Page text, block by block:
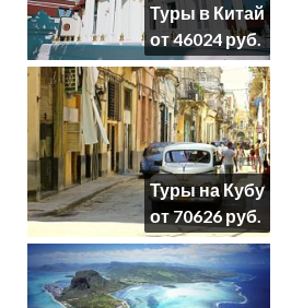
Туры в Китай
от 46024 руб.
Туры на Кубу
от 70626 руб.